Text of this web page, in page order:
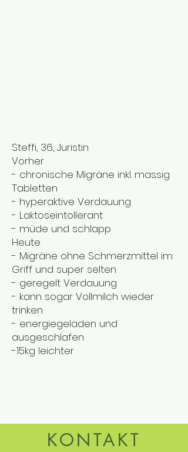
Steffi, 36, Juristin
Vorher
- chronische Migräne inkl. massig
Tabletten
- hyperaktive Verdauung
- Laktoseintollerant
- müde und schlapp
Heute
- Migräne ohne Schmerzmittel im
Griff und super selten
- geregelt Verdauung
- kann sogar Vollmilch wieder
trinken
- energiegeladen und
ausgeschlafen
-15kg leichter
KONTAKT